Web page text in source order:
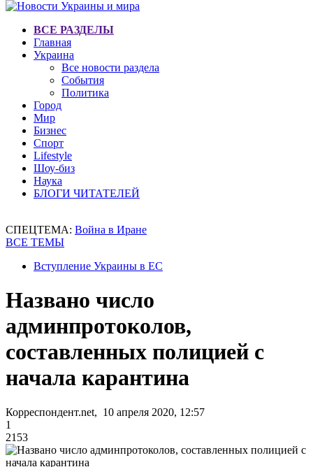
ВСЕ РАЗДЕЛЫ
Главная
Украина
Все новости раздела
События
Политика
Город
Мир
Бизнес
Спорт
Lifestyle
Шоу-биз
Наука
БЛОГИ ЧИТАТЕЛЕЙ
СПЕЦТЕМА: Война в Иране
ВСЕ ТЕМЫ
Вступление Украины в ЕС
Названо число
админпротоколов,
составленных полицией с
начала карантина
Корреспондент.net, 10 апреля 2020, 12:57
1
2153